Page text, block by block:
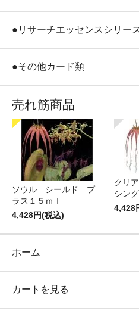
●リサーチエッセンスシリー
●その他カード類
売れ筋商品
ソウル シールド プ
ラス１５ｍｌ
4,428円(税込)
クリ
シン
4,428
ホーム
カートを見る